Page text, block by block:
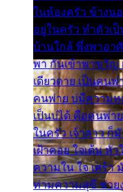
ในห้องครัว ข้างนอ
อยู่ในครัว ทำตัวเ
บ้านใกล้ พึ่งพาอาศั
พา กันเข้าพาขวัญ
เดียวดาย เป็นคนพ่
คนพ่าย บ่มีความหม
เป็นบ่ได้ คือคนพ่า
ในครัว เจ้าสาว ก็
เฝ้าคอย ใจเต้น หั
ความใน ใจ เศร้า
ท่ามความสุขี ช่วย